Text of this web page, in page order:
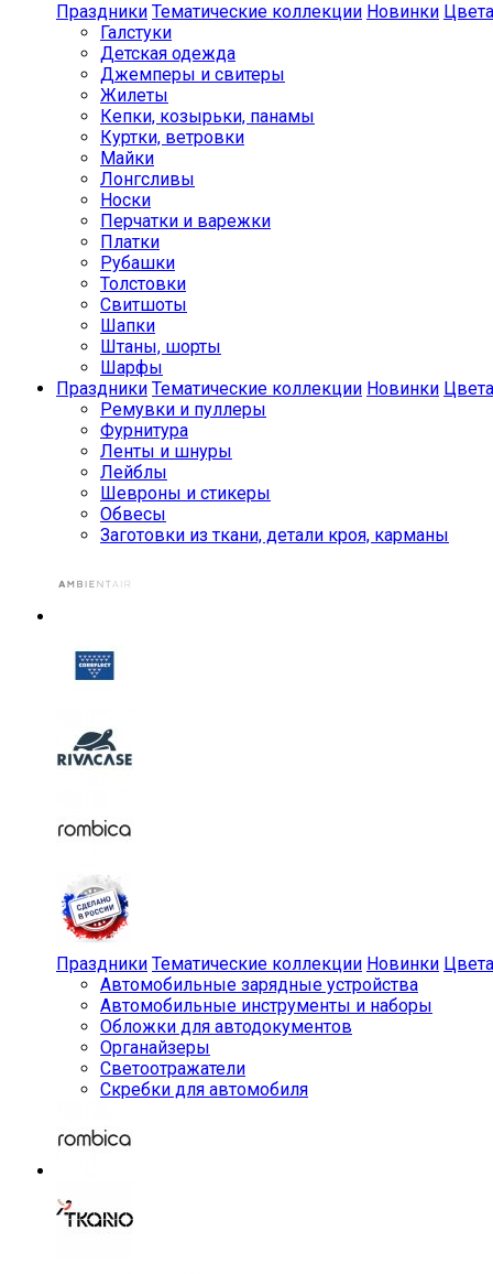
Праздники Тематические коллекции Новинки Цвета
Галстуки
Детская одежда
Джемперы и свитеры
Жилеты
Кепки, козырьки, панамы
Куртки, ветровки
Майки
Лонгсливы
Носки
Перчатки и варежки
Платки
Рубашки
Толстовки
Свитшоты
Шапки
Штаны, шорты
Шарфы
Праздники Тематические коллекции Новинки Цвета
Ремувки и пуллеры
Фурнитура
Ленты и шнуры
Лейблы
Шевроны и стикеры
Обвесы
Заготовки из ткани, детали кроя, карманы
Праздники Тематические коллекции Новинки Цвета
Автомобильные зарядные устройства
Автомобильные инструменты и наборы
Обложки для автодокументов
Органайзеры
Светоотражатели
Скребки для автомобиля